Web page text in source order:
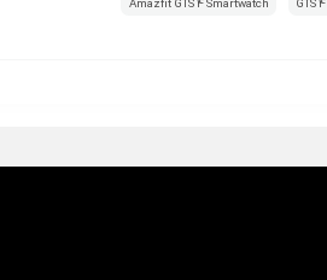
Amazfit GTS 4 Smartwatch